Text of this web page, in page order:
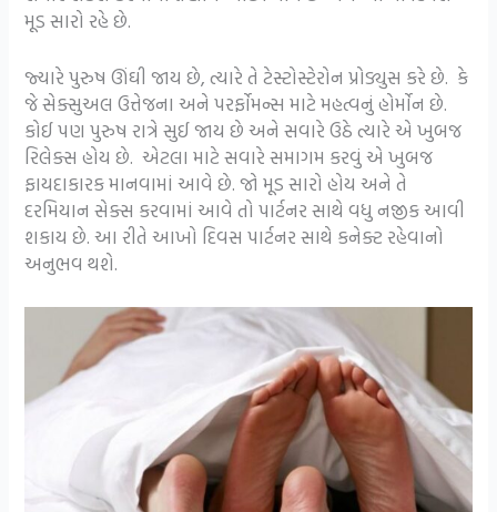
મૂડ સારો રહે છે.
જ્યારે પુરુષ ઊંઘી જાય છે, ત્યારે તે ટેસ્ટોસ્ટેરોન પ્રોડ્યુસ કરે છે. કે
જે સેક્સુઅલ ઉત્તેજના અને પરર્ફોમન્સ માટે મહત્વનું હોર્મોન છે.
કોઈ પણ પુરુષ રાત્રે સુઈ જાય છે અને સવારે ઉઠે ત્યારે એ ખુબજ
રિલેક્સ હોય છે. એટલા માટે સવારે સમાગમ કરવું એ ખુબજ
ફાયદાકારક માનવામાં આવે છે. જો મૂડ સારો હોય અને તે
દરમિયાન સેક્સ કરવામાં આવે તો પાર્ટનર સાથે વધુ નજીક આવી
શકાય છે. આ રીતે આખો દિવસ પાર્ટનર સાથે કનેક્ટ રહેવાનો
અનુભવ થશે.